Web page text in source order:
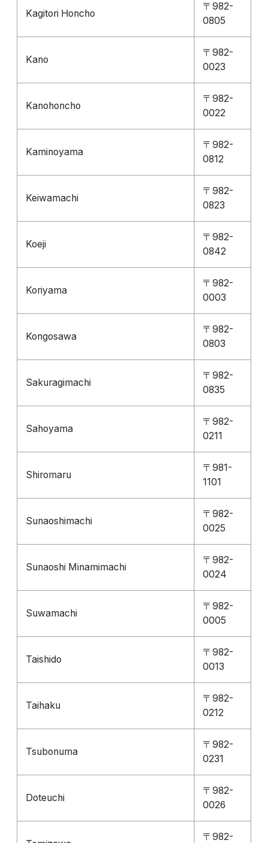
Kagitori Honcho
〒982-
0805
Kano
〒982-
0023
Kanohoncho
〒982-
0022
Kaminoyama
〒982-
0812
Keiwamachi
〒982-
0823
Koeji
〒982-
0842
Koriyama
〒982-
0003
Kongosawa
〒982-
0803
Sakuragimachi
〒982-
0835
Sahoyama
〒982-
0211
Shiromaru
〒981-
1101
Sunaoshimachi
〒982-
0025
Sunaoshi Minamimachi
〒982-
0024
Suwamachi
〒982-
0005
Taishido
〒982-
0013
Taihaku
〒982-
0212
Tsubonuma
〒982-
0231
Doteuchi
〒982-
0026
〒982-